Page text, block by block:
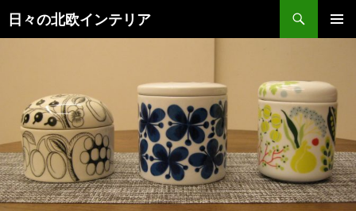
日々の北欧インテリア
索
ッ
プ